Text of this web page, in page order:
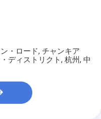
・ロード, チャンキア
ディストリクト, 杭州, 中